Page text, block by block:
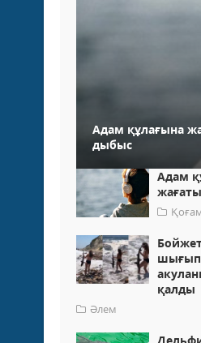
Адам құлағына
дыбыс
Адам
шығып
қалды
Әлем